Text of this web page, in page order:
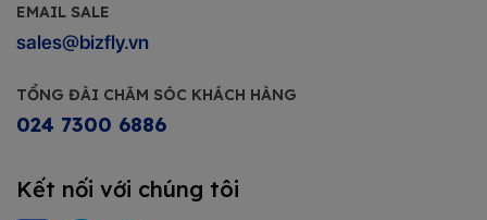
EMAIL SALE
sales@bizfly.vn
TỔNG ĐÀI CHĂM SÓC KHÁCH HÀNG
024 7300 6886
Kết nối với chúng tôi